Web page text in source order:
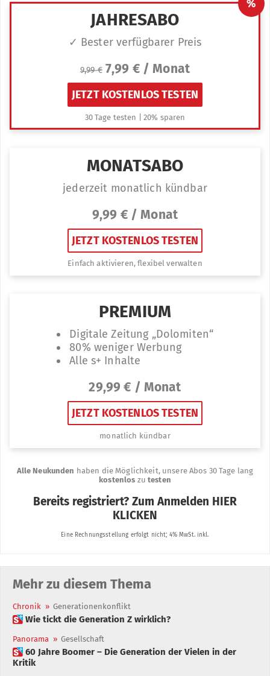
Mehr zu diesem Thema
Chronik » Generationenkonflikt
 Wie tickt die Generation Z wirklich?
Panorama » Gesellschaft
 60 Jahre Boomer – Die Generation der Vielen in der
Kritik